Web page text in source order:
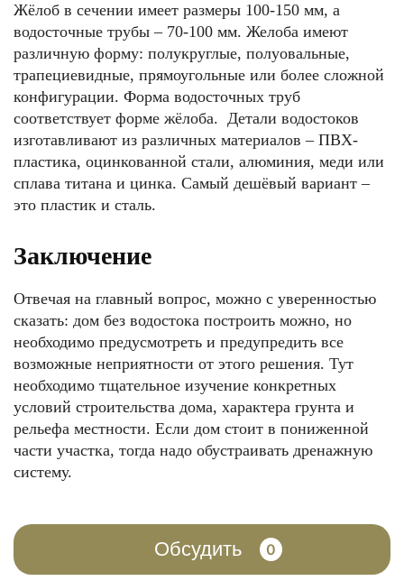
Жёлоб в сечении имеет размеры 100-150 мм, а
водосточные трубы ‒ 70-100 мм. Желоба имеют
различную форму: полукруглые, полуовальные,
трапециевидные, прямоугольные или более сложной
конфигурации. Форма водосточных труб
соответствует форме жёлоба. Детали водостоков
изготавливают из различных материалов ‒ ПВХ-
пластика, оцинкованной стали, алюминия, меди или
сплава титана и цинка. Самый дешёвый вариант ‒
это пластик и сталь.
Заключение
Отвечая на главный вопрос, можно с уверенностью
сказать: дом без водостока построить можно, но
необходимо предусмотреть и предупредить все
возможные неприятности от этого решения. Тут
необходимо тщательное изучение конкретных
условий строительства дома, характера грунта и
рельефа местности. Если дом стоит в пониженной
части участка, тогда надо обустраивать дренажную
систему.
Обсудить 0